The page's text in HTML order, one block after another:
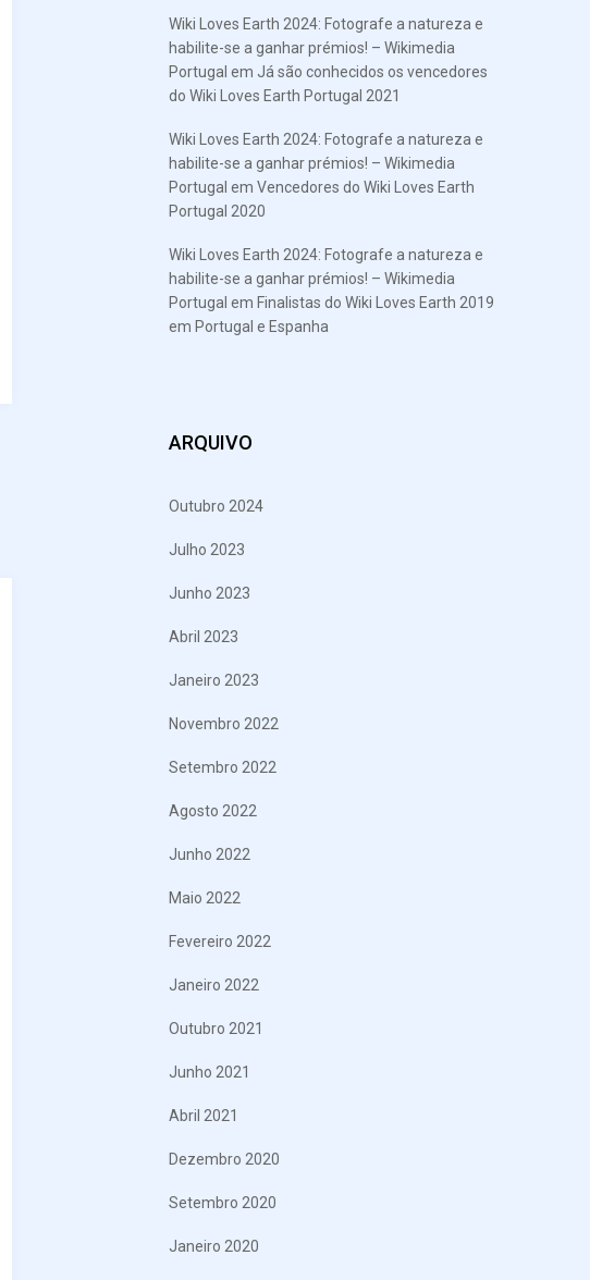
Wiki Loves Earth 2024: Fotografe a natureza e
habilite-se a ganhar prémios! – Wikimedia
Portugal em Já são conhecidos os vencedores
do Wiki Loves Earth Portugal 2021
Wiki Loves Earth 2024: Fotografe a natureza e
habilite-se a ganhar prémios! – Wikimedia
Portugal em Vencedores do Wiki Loves Earth
Portugal 2020
Wiki Loves Earth 2024: Fotografe a natureza e
habilite-se a ganhar prémios! – Wikimedia
Portugal em Finalistas do Wiki Loves Earth 2019
em Portugal e Espanha
ARQUIVO
Outubro 2024
Julho 2023
Junho 2023
Abril 2023
Janeiro 2023
Novembro 2022
Setembro 2022
Agosto 2022
Junho 2022
Maio 2022
Fevereiro 2022
Janeiro 2022
Outubro 2021
Junho 2021
Abril 2021
Dezembro 2020
Setembro 2020
Janeiro 2020